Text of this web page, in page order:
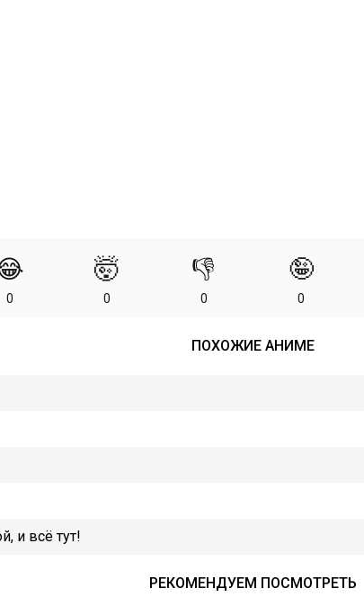
0
🤯
0
👎
0
🤪
0
ПОХОЖИЕ АНИМЕ
и всё тут!
РЕКОМЕНДУЕМ ПОСМОТРЕТЬ